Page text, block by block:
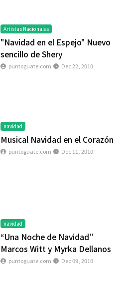
Artistas Nacionales
"Navidad en el Espejo" Nuevo
sencillo de Shery
puntoguate.com Dec 22, 2010
navidad
Musical Navidad en el Corazón
puntoguate.com Dec 11, 2010
navidad
“Una Noche de Navidad”
Marcos Witt y Myrka Dellanos
puntoguate.com Dec 09, 2010